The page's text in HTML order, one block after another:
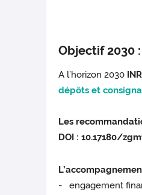
Objectif 2030
A l’horizon 2030
dépôts et
Les
DOI : 10.17180/
- engagement